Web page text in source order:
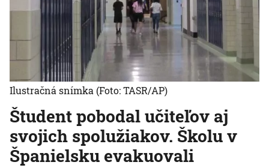
Študent pobodal učiteľov aj
svojich spolužiakov. Školu v
Španielsku evakuovali
Ilustračná snímka (Foto: TASR/AP)